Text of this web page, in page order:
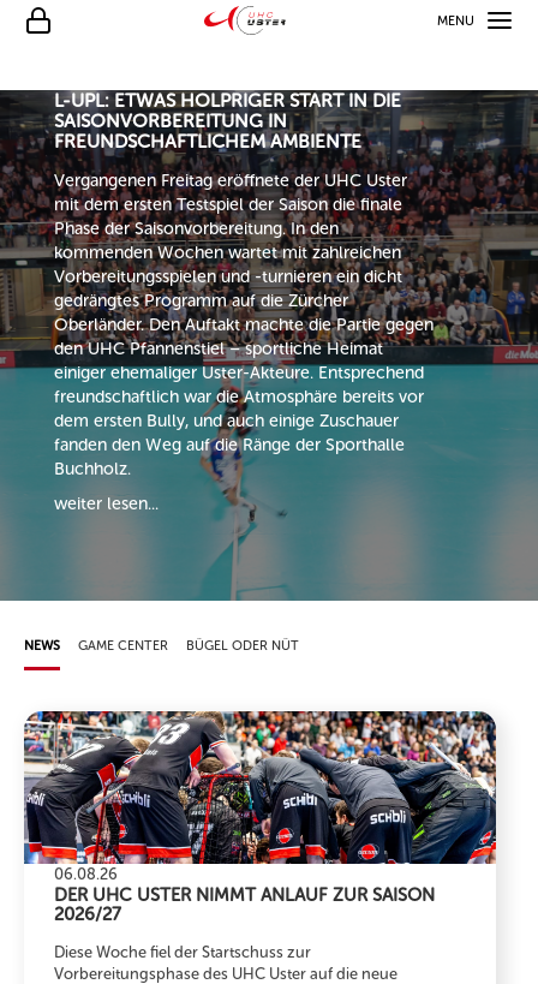
MENU
L-UPL: ETWAS HOLPRIGER START IN DIE
SAISONVORBEREITUNG IN
FREUNDSCHAFTLICHEM AMBIENTE
Vergangenen Freitag eröffnete der UHC Uster
mit dem ersten Testspiel der Saison die finale
Phase der Saisonvorbereitung. In den
kommenden Wochen wartet mit zahlreichen
Vorbereitungsspielen und -turnieren ein dicht
gedrängtes Programm auf die Zürcher
Oberländer. Den Auftakt machte die Partie gegen
den UHC Pfannenstiel – sportliche Heimat
einiger ehemaliger Uster-Akteure. Entsprechend
freundschaftlich war die Atmosphäre bereits vor
dem ersten Bully, und auch einige Zuschauer
fanden den Weg auf die Ränge der Sporthalle
Buchholz.
weiter lesen...
NEWS GAME CENTER BÜGEL ODER NÜT
06.08.26
DER UHC USTER NIMMT ANLAUF ZUR SAISON
2026/27
Diese Woche fiel der Startschuss zur
Vorbereitungsphase des UHC Uster auf die neue